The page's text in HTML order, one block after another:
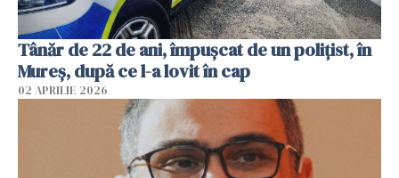
Tânăr de 22 de ani, împușcat de un polițist, în
Mureș, după ce l-a lovit în cap
02 APRILIE 2026